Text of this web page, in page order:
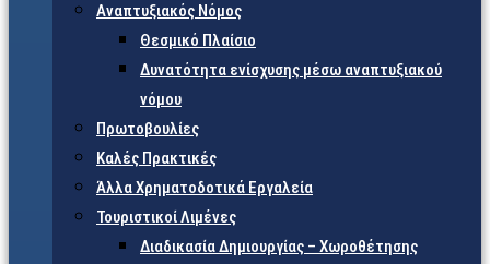
Αναπτυξιακός Νόμος
Θεσμικό Πλαίσιο
Δυνατότητα ενίσχυσης μέσω αναπτυξιακού
νόμου
Πρωτοβουλίες
Καλές Πρακτικές
Άλλα Χρηματοδοτικά Εργαλεία
Τουριστικοί Λιμένες
Διαδικασία Δημιουργίας – Χωροθέτησης